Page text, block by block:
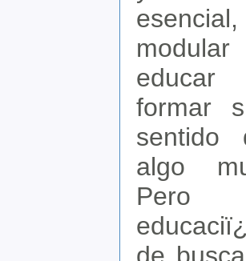
formar
sentido
algo
Pero